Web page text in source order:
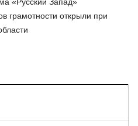
грамотности открыли при